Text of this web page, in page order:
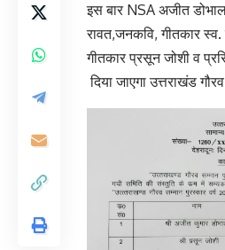
इस बार NSA अजीत
रावत,जनकवि, गीतकार स्व.
गीतकार प्रसून जोशी व
दिया जाएगा उत्तराखंड